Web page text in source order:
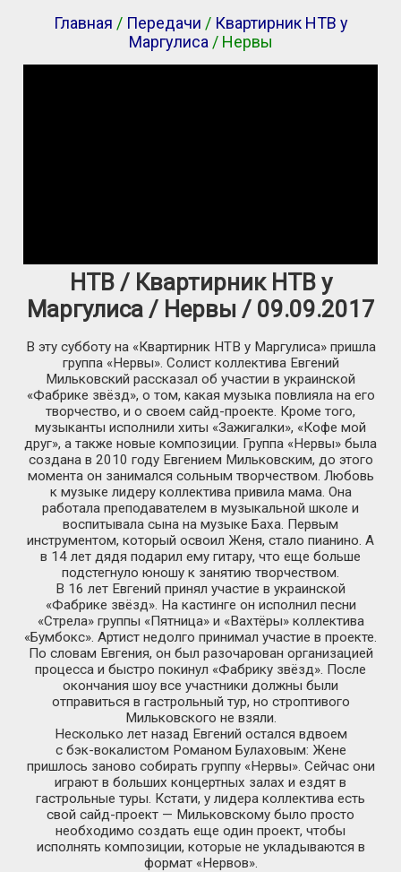
Главная / Передачи / Квартирник НТВ у
Маргулиса / Нервы
НТВ / Квартирник НТВ у
Маргулиса / Нервы / 09.09.2017
В эту субботу на «Квартирник НТВ у Маргулиса» пришла
группа «Нервы». Солист коллектива Евгений
Мильковский рассказал об участии в украинской
«Фабрике звёзд», о том, какая музыка повлияла на его
творчество, и о своем сайд-проекте . Кроме того,
музыканты исполнили хиты «Зажигалки», «Кофе мой
друг», а также новые композиции. Группа «Нервы» была
создана в 2010 году Евгением Мильковским, до этого
момента он занимался сольным творчеством. Любовь
к музыке лидеру коллектива привила мама. Она
работала преподавателем в музыкальной школе и
воспитывала сына на музыке Баха. Первым
инструментом, который освоил Женя, стало пианино. А
в 14 лет дядя подарил ему гитару, что еще больше
подстегнуло юношу к занятию творчеством.
В 16 лет Евгений принял участие в украинской
«Фабрике звёзд». На кастинге он исполнил песни
«Стрела» группы «Пятница» и «Вахтёры» коллектива
«Бумбокс». Артист недолго принимал участие в проекте.
По словам Евгения, он был разочарован организацией
процесса и быстро покинул «Фабрику звёзд». После
окончания шоу все участники должны были
отправиться в гастрольный тур, но строптивого
Мильковского не взяли.
Несколько лет назад Евгений остался вдвоем
с бэк-вокалистом Романом Булаховым: Жене
пришлось заново собирать группу «Нервы». Сейчас они
играют в больших концертных залах и ездят в
гастрольные туры. Кстати, у лидера коллектива есть
свой сайд-проект — Мильковскому было просто
необходимо создать еще один проект, чтобы
исполнять композиции, которые не укладываются в
формат «Нервов».